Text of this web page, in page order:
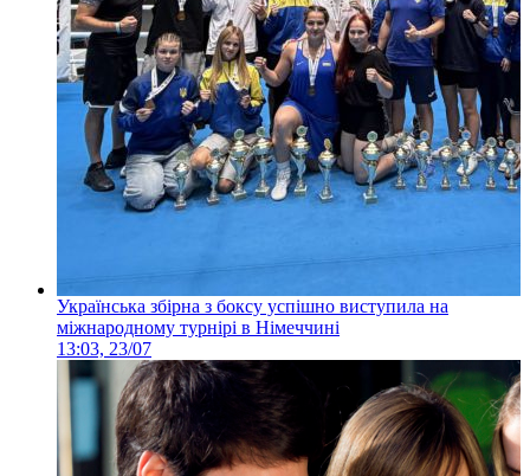
Українська збірна з боксу успішно виступила на
міжнародному турнірі в Німеччині
13:03, 23/07